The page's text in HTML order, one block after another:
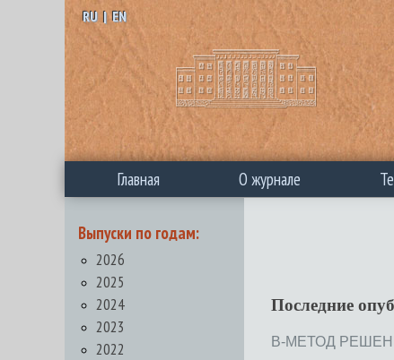
RU | EN
Главная О журнале
Выпуски по годам:
2026
2025
2024
2023
2022
Последние
В-МЕТОД